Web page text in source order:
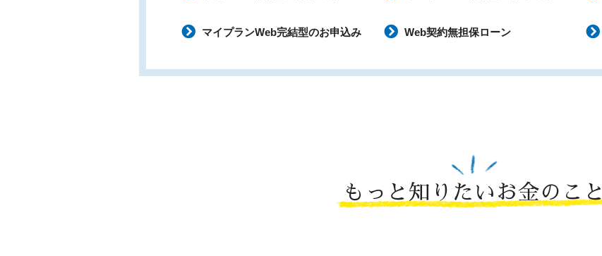
マイプランWeb完結型のお申込み Web契約無担保ローン
もっと知りたいお金のこと